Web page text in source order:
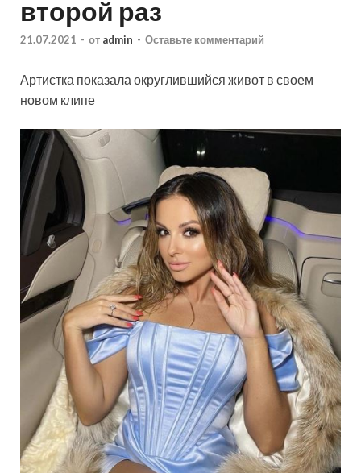
второй раз
21.07.2021 - от admin - Оставьте комментарий
Артистка показала округлившийся живот в своем
новом клипе